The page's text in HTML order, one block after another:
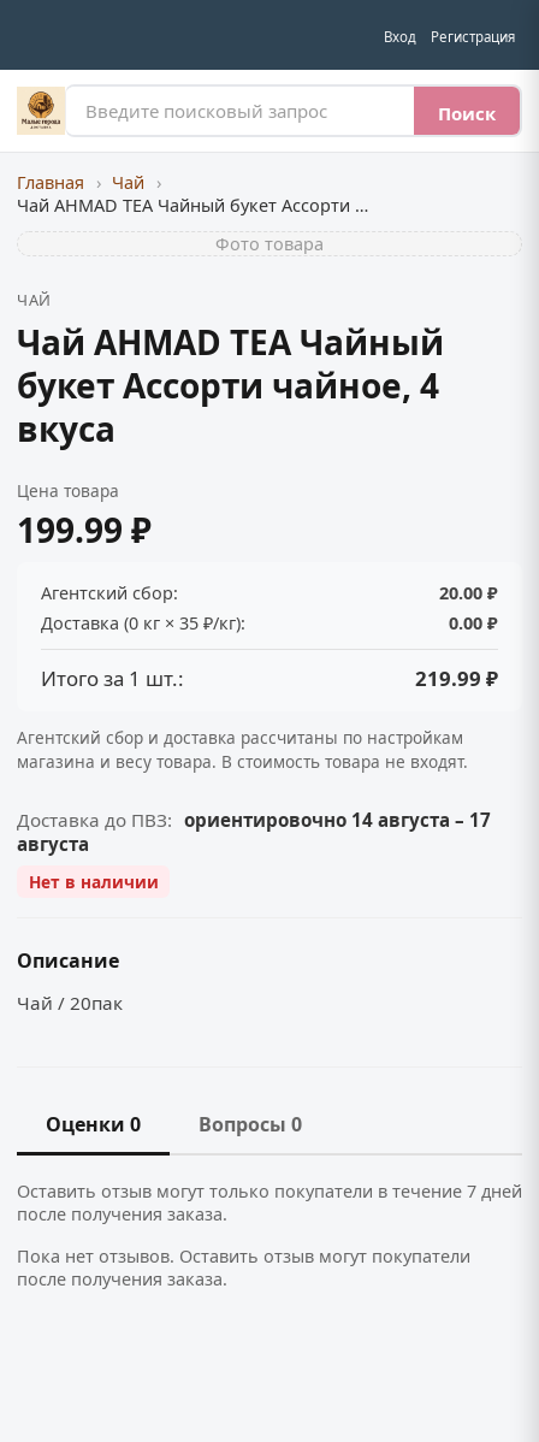
Вход Регистрация
Поиск
Главная › Чай
›
Чай AHMAD TEA Чайный букет Ассорти чайное, 4 вкуса
Фото товара
ЧАЙ
Чай AHMAD TEA Чайный
букет Ассорти чайное, 4
вкуса
Цена товара
199.99 ₽
Агентский сбор:
20.00 ₽
Доставка (0 кг × 35 ₽/кг):
0.00 ₽
Итого за 1 шт.: 219.99 ₽
Агентский сбор и доставка рассчитаны по настройкам
магазина и весу товара. В стоимость товара не входят.
Доставка до ПВЗ: ориентировочно 14 августа – 17
августа
Нет в наличии
Описание
Чай / 20пак
Оценки 0 Вопросы 0
Оставить отзыв могут только покупатели в течение 7 дней
после получения заказа.
Пока нет отзывов. Оставить отзыв могут покупатели
после получения заказа.